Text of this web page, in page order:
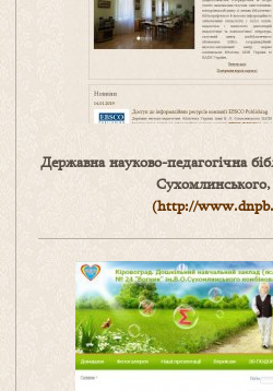
Державна науково-педагогічна
(http://